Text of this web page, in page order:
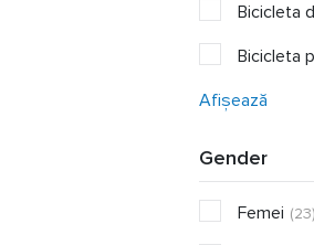
Bicicleta
Bicicleta
Afișează
Gender
Femei (23)